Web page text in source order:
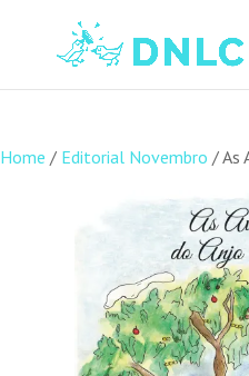
Home / Editorial Novembro / As